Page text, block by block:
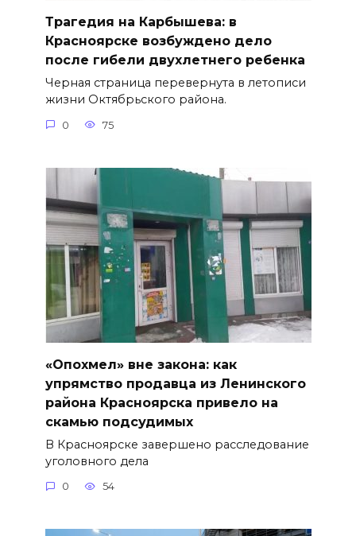
Трагедия на Карбышева: в
Красноярске возбуждено дело
после гибели двухлетнего ребенка
Черная страница перевернута в летописи
жизни Октябрьского района.
0 75
«Опохмел» вне закона: как
упрямство продавца из Ленинского
района Красноярска привело на
скамью подсудимых
В Красноярске завершено расследование
уголовного дела
0 54